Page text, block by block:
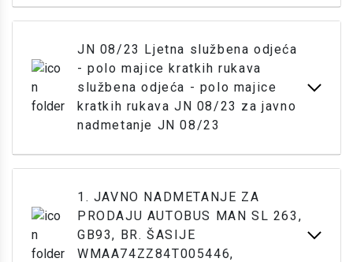
JN 08/23 Ljetna službena odjeća
- polo majice kratkih rukava
službena odjeća - polo majice
kratkih rukava JN 08/23 za javno
nadmetanje JN 08/23
1. JAVNO NADMETANJE ZA
PRODAJU AUTOBUS MAN SL 263,
GB93, BR. ŠASIJE
WMAA74ZZ84T005446,